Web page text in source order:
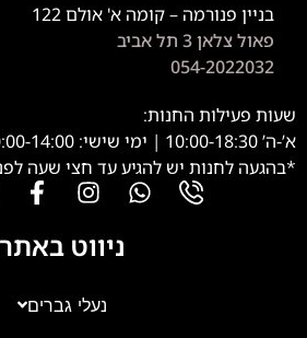
בניין פנורמה – קומה א' אולם 122
פאול צלאן 3 תל אביב
054-2022032
שעות פעילות החנות:
א’-ה’ 10:00-18:30 | ימי שישי: 10:00-14:00
*בהגעה לחנות יש להגיע עד חצי שעה
ניווט באתר
נעלי גברים